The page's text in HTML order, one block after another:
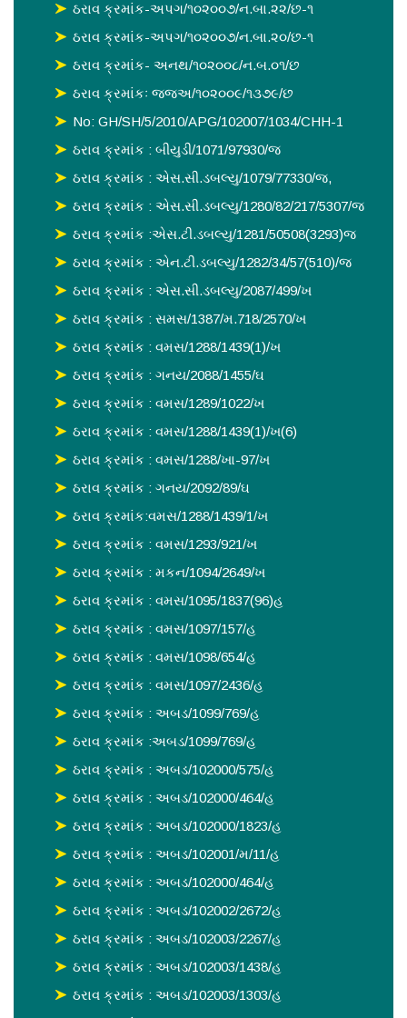
ઠરાવ ક્રમાંક-અપગ/૧૦૨૦૦૭/ન.બા.૨૨/છ-૧
ઠરાવ ક્રમાંક-અપગ/૧૦૨૦૦૭/ન.બા.૨૦/છ-૧
ઠરાવ ક્રમાંક- અનથ/૧૦૨૦૦૮/ન.બ.૦૧/છ
ઠરાવ ક્રમાંકઃ જજઅ/૧૦૨૦૦૯/૧૩૭૯/છ
No: GH/SH/5/2010/APG/102007/1034/CHH-1
ઠરાવ ક્રમાંક : બીયુડી/1071/97930/જ
ઠરાવ ક્રમાંક : એસ.સી.ડબલ્યુ/1079/77330/જ,
ઠરાવ ક્રમાંક : એસ.સી.ડબલ્યુ/1280/82/217/5307/જ
ઠરાવ ક્રમાંક :એસ.ટી.ડબલ્યુ/1281/50508(3293)જ
ઠરાવ ક્રમાંક : એન.ટી.ડબલ્યુ/1282/34/57(510)/જ
ઠરાવ ક્રમાંક : એસ.સી.ડબલ્યુ/2087/499/ખ
ઠરાવ ક્રમાંક : સમસ/1387/મ.718/2570/ખ
ઠરાવ ક્રમાંક : વમસ/1288/1439(1)/ખ
ઠરાવ ક્રમાંક : ગનય/2088/1455/ઘ
ઠરાવ ક્રમાંક : વમસ/1289/1022/ખ
ઠરાવ ક્રમાંક : વમસ/1288/1439(1)/ખ(6)
ઠરાવ ક્રમાંક : વમસ/1288/ખા-97/ખ
ઠરાવ ક્રમાંક : ગનય/2092/89/ઘ
ઠરાવ ક્રમાંક:વમસ/1288/1439/1/ખ
ઠરાવ ક્રમાંક : વમસ/1293/921/ખ
ઠરાવ ક્રમાંક : મકન/1094/2649/ખ
ઠરાવ ક્રમાંક : વમસ/1095/1837(96)હ
ઠરાવ ક્રમાંક : વમસ/1097/157/હ
ઠરાવ ક્રમાંક : વમસ/1098/654/હ
ઠરાવ ક્રમાંક : વમસ/1097/2436/હ
ઠરાવ ક્રમાંક : અબડ/1099/769/હ
ઠરાવ ક્રમાંક :અબડ/1099/769/હ
ઠરાવ ક્રમાંક : અબડ/102000/575/હ
ઠરાવ ક્રમાંક : અબડ/102000/464/હ
ઠરાવ ક્રમાંક : અબડ/102000/1823/હ
ઠરાવ ક્રમાંક : અબડ/102001/મ/11/હ
ઠરાવ ક્રમાંક : અબડ/102000/464/હ
ઠરાવ ક્રમાંક : અબડ/102002/2672/હ
ઠરાવ ક્રમાંક : અબડ/102003/2267/હ
ઠરાવ ક્રમાંક : અબડ/102003/1438/હ
ઠરાવ ક્રમાંક : અબડ/102003/1303/હ